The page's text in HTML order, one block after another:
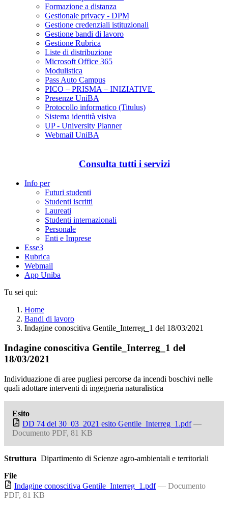
Formazione a distanza
Gestionale privacy - DPM
Gestione credenziali istituzionali
Gestione bandi di lavoro
Gestione Rubrica
Liste di distribuzione
Microsoft Office 365
Modulistica
Pass Auto Campus
PICO – PRISMA – INIZIATIVE
Presenze UniBA
Protocollo informatico (Titulus)
Sistema identità visiva
UP - University Planner
Webmail UniBA
Consulta tutti i servizi
Info per
Futuri studenti
Studenti iscritti
Laureati
Studenti internazionali
Personale
Enti e Imprese
Esse3
Rubrica
Webmail
App Uniba
Tu sei qui:
Home
Bandi di lavoro
Indagine conoscitiva Gentile_Interreg_1 del 18/03/2021
Indagine conoscitiva Gentile_Interreg_1 del
18/03/2021
Individuazione di aree pugliesi percorse da incendi boschivi nelle
quali adottare interventi di ingegneria naturalistica
Esito
DD 74 del 30_03_2021 esito Gentile_Interreg_1.pdf —
Documento PDF, 81 KB
Struttura Dipartimento di Scienze agro-ambientali e territoriali
File
Indagine conoscitiva Gentile_Interreg_1.pdf — Documento
PDF, 81 KB